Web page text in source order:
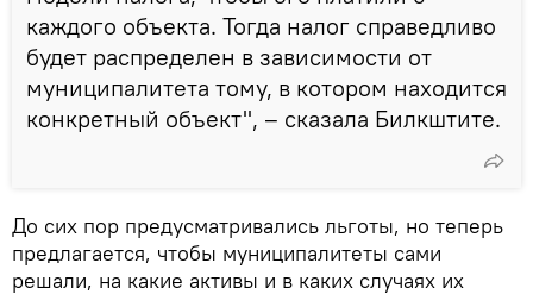
каждого объекта. Тогда налог справедливо
будет распределен в зависимости от
муниципалитета тому, в котором находится
конкретный объект", – сказала Билкштите.
До сих пор предусматривались льготы, но теперь
предлагается, чтобы муниципалитеты сами
решали, на какие активы и в каких случаях их